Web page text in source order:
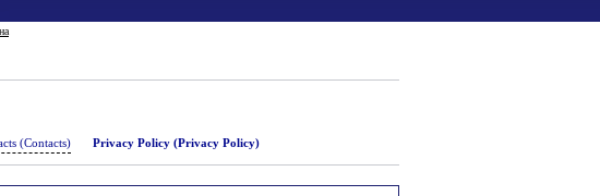
(Contacts) Privacy Policy (Privacy Policy)